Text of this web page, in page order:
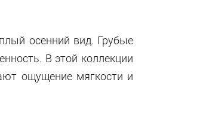
осенний вид. Грубые
В этой коллекции
ощущение мягкости и